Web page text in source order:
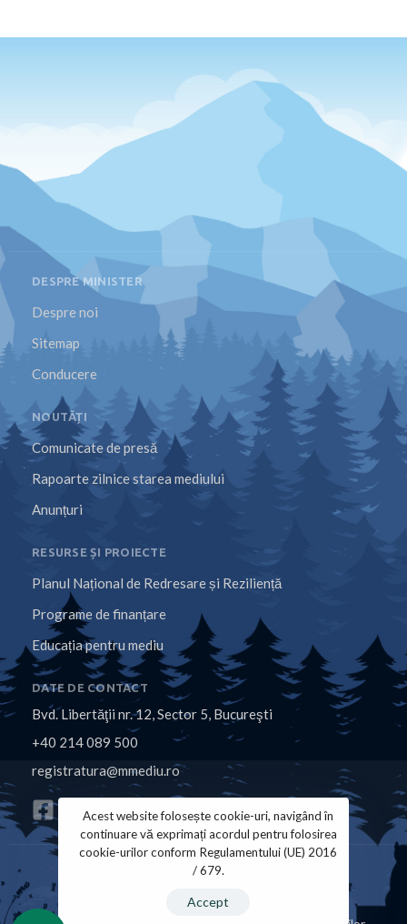
DESPRE MINISTER
Despre noi
Sitemap
Conducere
NOUTĂȚI
Comunicate de presă
Rapoarte zilnice starea mediului
Anunțuri
RESURSE ȘI PROIECTE
Planul Național de Redresare și Reziliență
Programe de finanțare
Educația pentru mediu
DATE DE CONTACT
Bvd. Libertăţii nr. 12, Sector 5, Bucureşti
+40 214 089 500
registratura@mmediu.ro
Acest website folosește cookie-uri, navigând în
continuare vă exprimați acordul pentru folosirea
cookie-urilor conform Regulamentului (UE) 2016
/ 679.
Accept